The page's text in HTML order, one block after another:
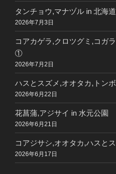
タンチョウ,マナヅル in 北海
2026年7月3日
コアカゲラ,クロツグミ,コガ
①
2026年7月2日
ハスとスズメ,オオタカ,トン
2026年6月22日
花菖蒲,アジサイ in 水元公園
2026年6月21日
コアジサシ,オオタカ,ハスと
2026年6月17日